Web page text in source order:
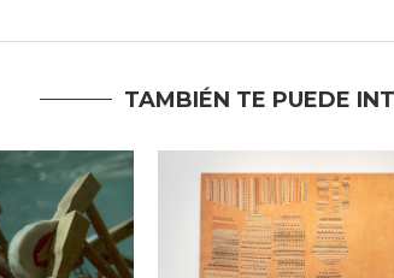
TAMBIÉN TE PUEDE